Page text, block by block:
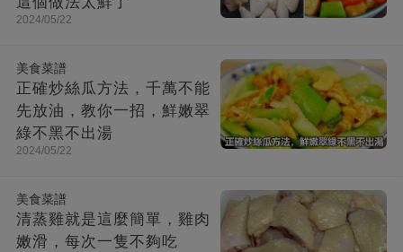
2024/05/22
美食菜譜
正確炒絲瓜方法，千萬不能
先放油，教你一招，鮮嫩翠
綠不黑不出湯
2024/05/22
美食菜譜
清蒸雞就是這麼簡單，雞肉
嫩滑，每次一隻不夠吃